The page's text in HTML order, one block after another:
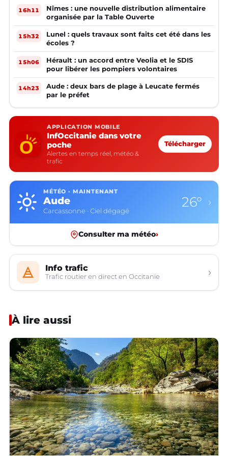
16h11
Nîmes : une nouvelle distribution alimentaire
organisée par la Table Ouverte
15h32
Lunel : quels travaux sont faits cet été dans les
écoles ?
15h06
Hérault : un accord entre Veolia et le SDIS
pour libérer les pompiers volontaires
14h23
Aude : deux bars de plage à Leucate fermés
par le préfet
APPLICATION MOBILE
InfOccitanie dans votre
poche
Alertes en temps réel, météo &
trafic
Télécharger
MÉTÉO · MAINTENANT
Aude
Carcassonne · Ciel dégagé
26° ›
Consulter ma météo›
Info trafic
Trafic routier en direct en Occitanie ›
À lire aussi